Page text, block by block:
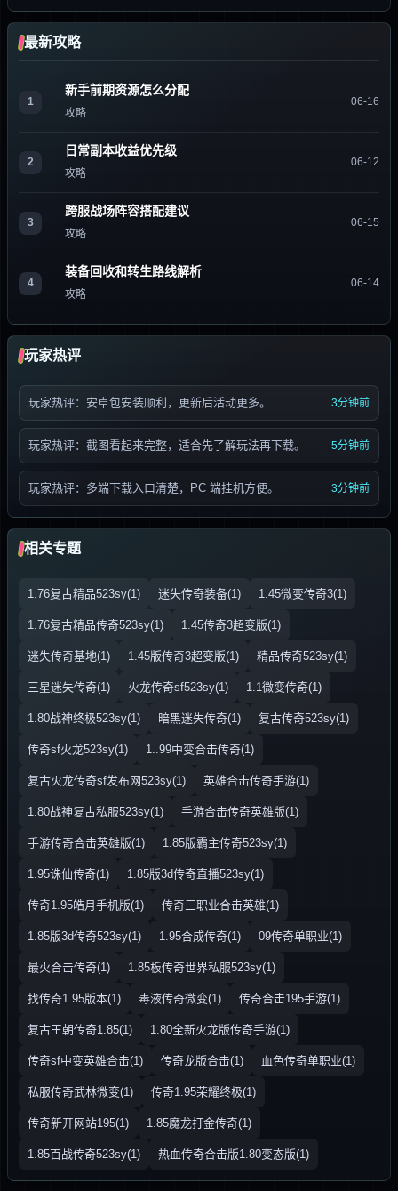
最新攻略
1
新手前期资源怎么分配
攻略
06-16
2
日常副本收益优先级
攻略
06-12
3
跨服战场阵容搭配建议
攻略
06-15
4
装备回收和转生路线解析
攻略
06-14
玩家热评
玩家热评：安卓包安装顺利，更新后活动更多。 3分钟前
玩家热评：截图看起来完整，适合先了解玩法再下载。 5分钟前
玩家热评：多端下载入口清楚，PC 端挂机方便。 3分钟前
相关专题
1.76复古精品523sy(1) 迷失传奇装备(1) 1.45微变传奇3(1)
1.76复古精品传奇523sy(1) 1.45传奇3超变版(1)
迷失传奇基地(1) 1.45版传奇3超变版(1) 精品传奇523sy(1)
三星迷失传奇(1) 火龙传奇sf523sy(1) 1.1微变传奇(1)
1.80战神终极523sy(1) 暗黑迷失传奇(1) 复古传奇523sy(1)
传奇sf火龙523sy(1) 1..99中变合击传奇(1)
复古火龙传奇sf发布网523sy(1) 英雄合击传奇手游(1)
1.80战神复古私服523sy(1) 手游合击传奇英雄版(1)
手游传奇合击英雄版(1) 1.85版霸主传奇523sy(1)
1.95诛仙传奇(1) 1.85版3d传奇直播523sy(1)
传奇1.95皓月手机版(1) 传奇三职业合击英雄(1)
1.85版3d传奇523sy(1) 1.95合成传奇(1) 09传奇单职业(1)
最火合击传奇(1) 1.85板传奇世界私服523sy(1)
找传奇1.95版本(1) 毒液传奇微变(1) 传奇合击195手游(1)
复古王朝传奇1.85(1) 1.80全新火龙版传奇手游(1)
传奇sf中变英雄合击(1) 传奇龙版合击(1) 血色传奇单职业(1)
私服传奇武林微变(1) 传奇1.95荣耀终极(1)
传奇新开网站195(1) 1.85魔龙打金传奇(1)
1.85百战传奇523sy(1) 热血传奇合击版1.80变态版(1)